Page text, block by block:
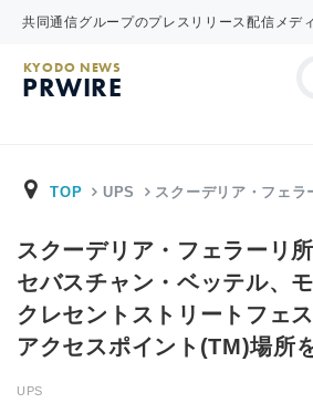
共同通信グループのプレスリリース配信メデ
KYODO NEWS
PRWIRE
TOP UPS スクーデリア・フェ
スクーデリア・フェラーリ
セバスチャン・ベッテル、
クレセントストリートフェ
アクセスポイント(TM)場所
UPS